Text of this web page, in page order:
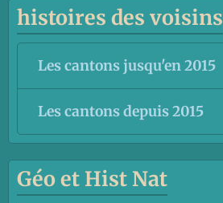
histoires des voisins
Les cantons jusqu'en 2015
Les cantons depuis 2015
Géo et Hist Nat